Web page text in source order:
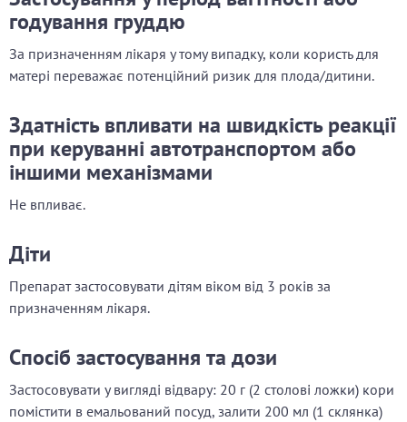
годування груддю
За призначенням лікаря у тому випадку, коли користь для
матері переважає потенційний ризик для плода/дитини.
Здатність впливати на швидкість реакції
при керуванні автотранспортом або
іншими механізмами
Не впливає.
Діти
Препарат застосовувати дітям віком від 3 років за
призначенням лікаря.
Спосіб застосування та дози
Застосовувати у вигляді відвару: 20 г (2 столові ложки) кори
помістити в емальований посуд, залити 200 мл (1 склянка)